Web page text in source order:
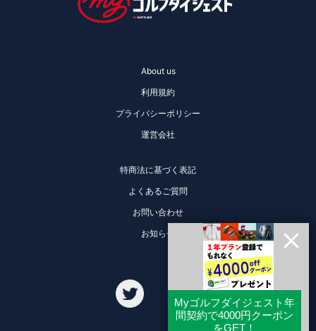
About us
利用規約
プライバシーポリシー
運営会社
特商法に基づく表記
よくあるご質問
お問い合わせ
お知らせ